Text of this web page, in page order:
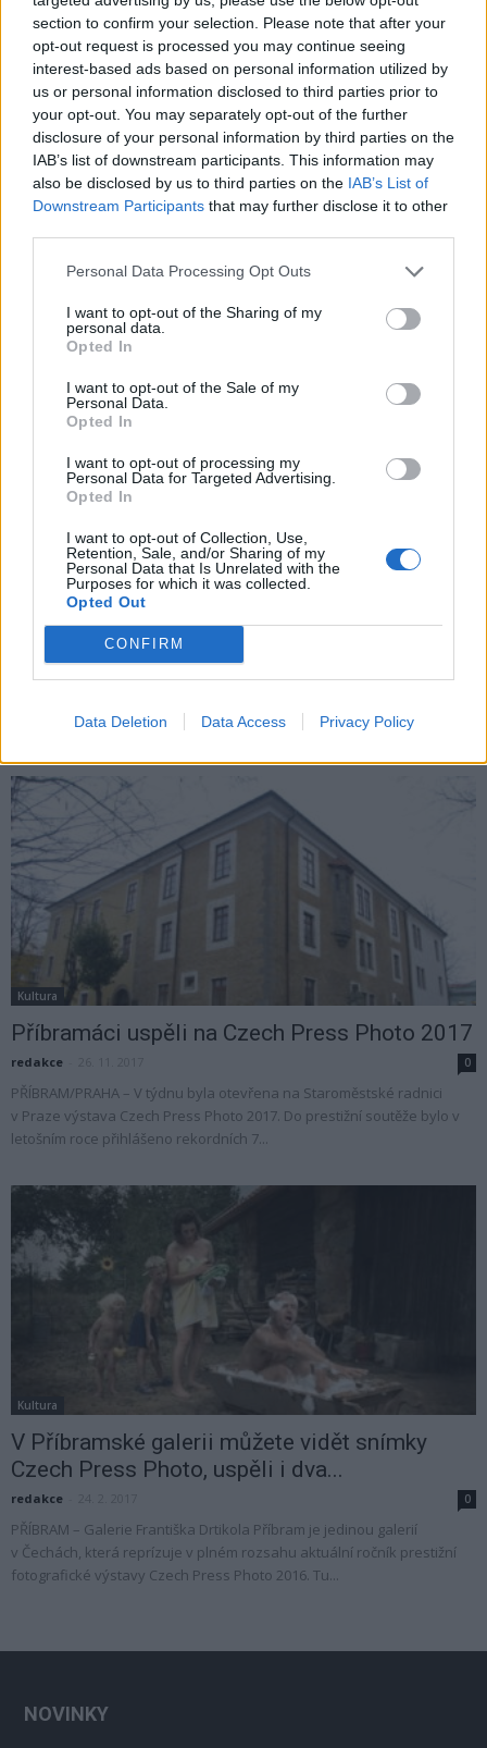
section to confirm your selection. Please note that after your
opt-out request is processed you may continue seeing
interest-based ads based on personal information utilized by
us or personal information disclosed to third parties prior to
your opt-out. You may separately opt-out of the further
disclosure of your personal information by third parties on the
IAB’s list of downstream participants. This information may
also be disclosed by us to third parties on the IAB’s List of
Downstream Participants that may further disclose it to other
Personal Data Processing Opt Outs
I want to opt-out of the Sharing of my
personal data.
Opted In
I want to opt-out of the Sale of my
Personal Data.
Opted In
I want to opt-out of processing my
Personal Data for Targeted Advertising.
Opted In
I want to opt-out of Collection, Use,
Retention, Sale, and/or Sharing of my
Personal Data that Is Unrelated with the
Purposes for which it was collected.
Opted Out
CONFIRM
Data Deletion Data Access Privacy Policy
Kultura
Prožíváme inflaci obrazových sdělení, říká
fotograf Martin Andrle
Veronika Bonková - 27. 2. 2019
Příbramska tentokrát přijal pozvání známý příbramský fotograf Martin
Přes 400 fotografií soutěže Czech Press
Photo je k vidění v Příbrami
Veronika Bonková - 27. 2. 2019
PŘÍBRAM - Až do konce března je k vidění v obou patrech Galerie
posledního ročníku fotografické...
Kultura
Příbramáci uspěli na Czech Press Photo 2017
redakce 0
PŘÍBRAM/PRAHA – V týdnu byla otevřena na Staroměstské radnici
v Praze výstava Czech Press Photo 2017. Do prestižní soutěže bylo v
letošním roce přihlášeno rekordních 7...
Kultura
V Příbramské galerii můžete vidět snímky
Czech Press Photo, uspěli i dva...
redakce 0
PŘÍBRAM – Galerie Františka Drtikola Příbram je jedinou galerií
v Čechách, která reprízuje v plném rozsahu aktuální ročník prestižní
fotografické výstavy Czech Press Photo 2016. Tu...
NOVINKY